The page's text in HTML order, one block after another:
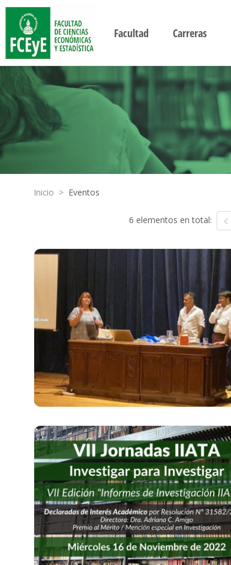
Facultad Carreras
Inicio > Eventos
6 elementos en total: